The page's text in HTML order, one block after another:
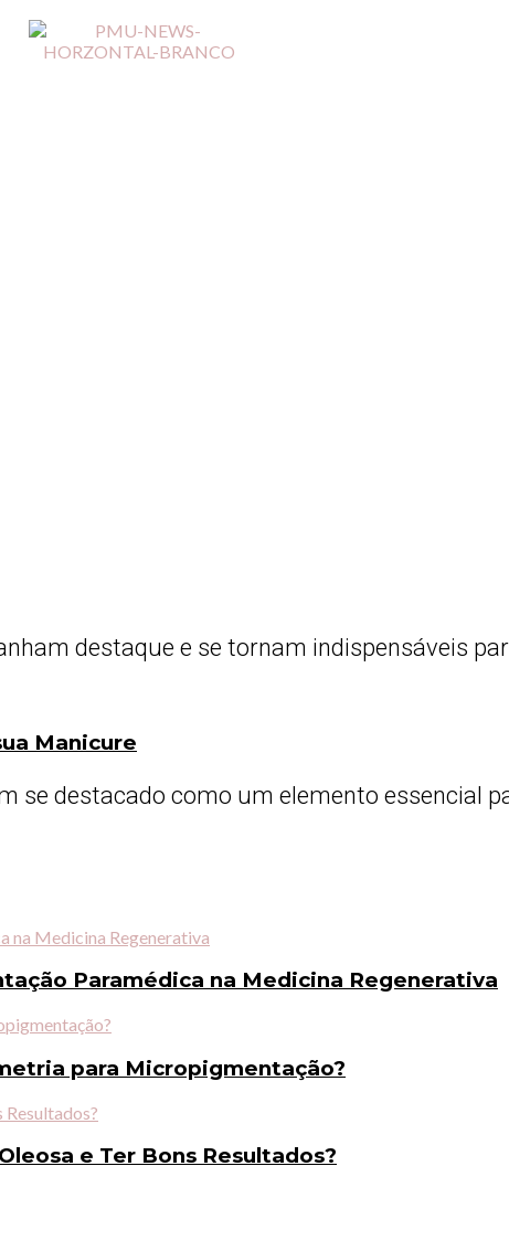
destaque e se tornam indispensáveis
Manicure
se destacado como um elemento essencial
Paramédica na Medicina Regenerativa
para Micropigmentação?
e Ter Bons Resultados?